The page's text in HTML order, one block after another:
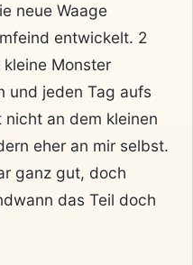
neue Waage
entwickelt. 2
Monster
und jeden Tag aufs
an dem kleinen
eher an mir selbst.
ganz gut, doch
das Teil doch